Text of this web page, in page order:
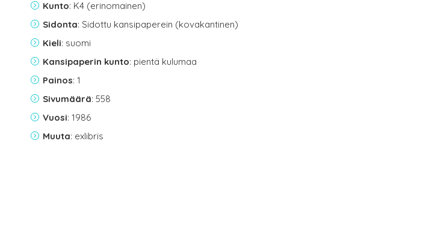
Kunto: K4 (erinomainen)
Sidonta: Sidottu kansipaperein (kovakantinen)
Kieli: suomi
Kansipaperin kunto: pientä kulumaa
Painos: 1
Sivumäärä: 558
Vuosi: 1986
Muuta: exlibris